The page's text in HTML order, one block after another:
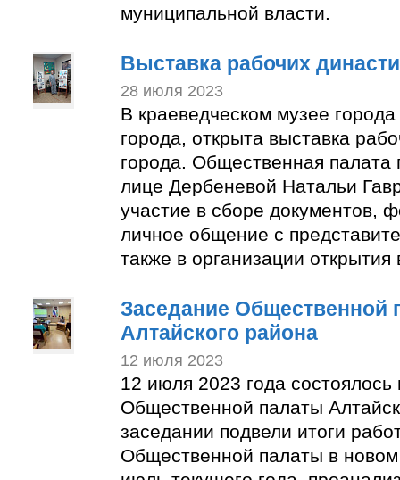
муниципальной власти.
Выставка рабочих
28 июля 2023
В краеведческом музее
города, открыта выставка
города. Общественная палата
лице Дербеневой Натальи
участие в сборе документов,
личное общение с
также в организации открытия
Заседание Общественной
Алтайского района
12 июля 2023
12 июля 2023 года состоялось
Общественной палаты
заседании подвели итоги
Общественной палаты в